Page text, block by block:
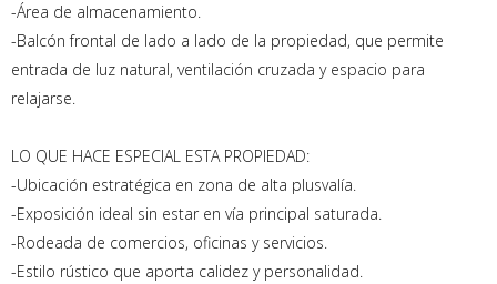
-Área de almacenamiento.
-Balcón frontal de lado a lado de la propiedad, que permite
entrada de luz natural, ventilación cruzada y espacio para
relajarse.
LO QUE HACE ESPECIAL ESTA PROPIEDAD:
-Ubicación estratégica en zona de alta plusvalía.
-Exposición ideal sin estar en vía principal saturada.
-Rodeada de comercios, oficinas y servicios.
-Estilo rústico que aporta calidez y personalidad.